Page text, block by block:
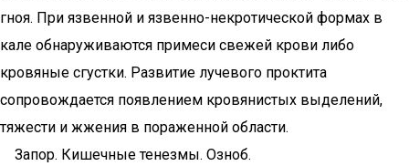
гноя. При язвенной и язвенно-некротической формах в
кале обнаруживаются примеси свежей крови либо
кровяные сгустки. Развитие лучевого проктита
сопровождается появлением кровянистых выделений,
тяжести и жжения в пораженной области.
Запор. Кишечные тенезмы. Озноб.